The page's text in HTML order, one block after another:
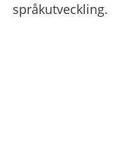
språkutveckling.